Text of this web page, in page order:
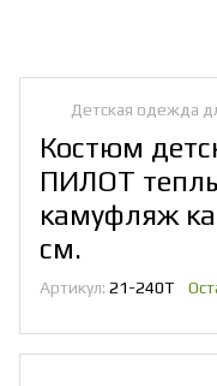
Детская одежда
Костюм
ПИЛОТ
камуфляж
см.
Артикул: 21-240Т